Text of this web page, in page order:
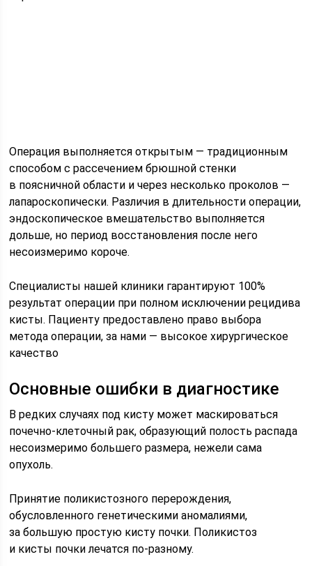
Операция выполняется открытым — традиционным
способом с рассечением брюшной стенки
в поясничной области и через несколько проколов —
лапароскопически. Различия в длительности операции,
эндоскопическое вмешательство выполняется
дольше, но период восстановления после него
несоизмеримо короче.
Специалисты нашей клиники гарантируют 100%
результат операции при полном исключении рецидива
кисты. Пациенту предоставлено право выбора
метода операции, за нами — высокое хирургическое
качество
Основные ошибки в диагностике
В редких случаях под кисту может маскироваться
почечно-клеточный рак, образующий полость распада
несоизмеримо большего размера, нежели сама
опухоль.
Принятие поликистозного перерождения,
обусловленного генетическими аномалиями,
за большую простую кисту почки. Поликистоз
и кисты почки лечатся по-разному.